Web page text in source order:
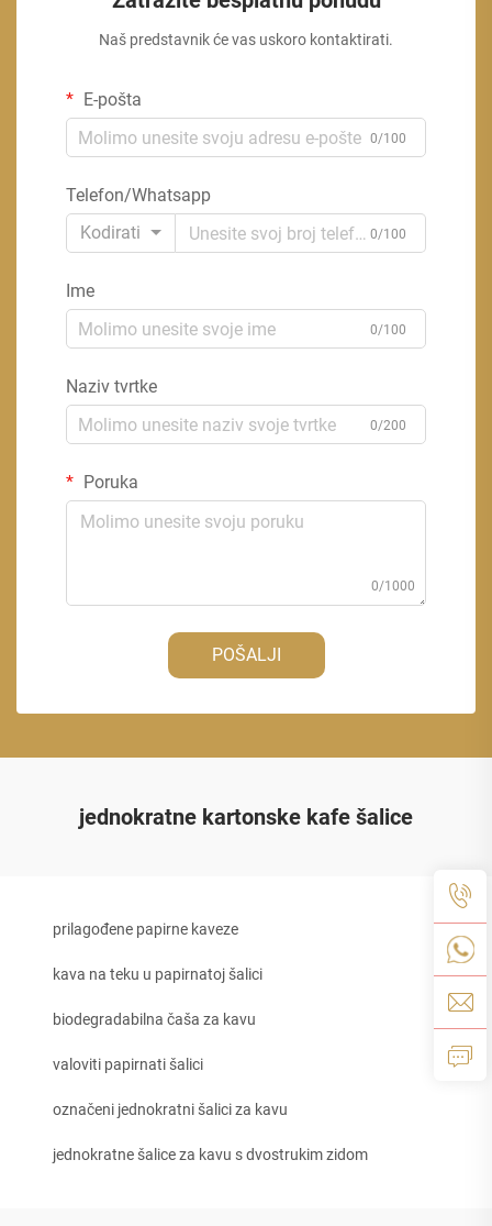
Naš predstavnik će vas uskoro kontaktirati.
E-pošta
0/100
Telefon/Whatsapp
Kodirati
0/100
Ime
0/100
Naziv tvrtke
0/200
Poruka
0/1000
POŠALJI
jednokratne kartonske kafe šalice
prilagođene papirne kaveze
kava na teku u papirnatoj šalici
biodegradabilna čaša za kavu
valoviti papirnati šalici
označeni jednokratni šalici za kavu
jednokratne šalice za kavu s dvostrukim zidom